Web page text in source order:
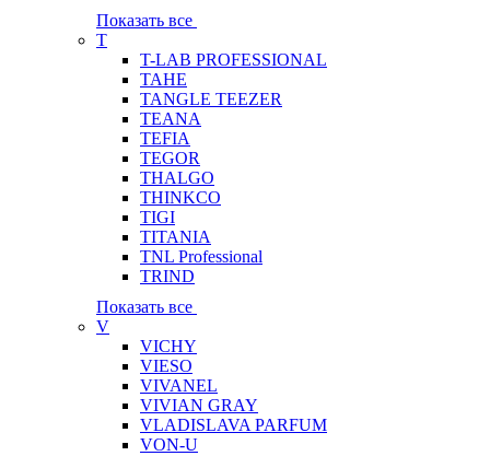
Показать все
T
T-LAB PROFESSIONAL
TAHE
TANGLE TEEZER
TEANA
TEFIA
TEGOR
THALGO
THINKCO
TIGI
TITANIA
TNL Professional
TRIND
Показать все
V
VICHY
VIESO
VIVANEL
VIVIAN GRAY
VLADISLAVA PARFUM
VON-U